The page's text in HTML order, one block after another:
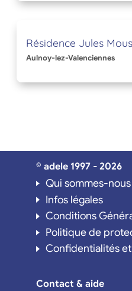
Résidence Jules
Aulnoy-lez-Valenciennes
© adele 1997 - 2026
Qui sommes-nous
Infos légales
Conditions
Politique de
Confidentialités
Contact & aide